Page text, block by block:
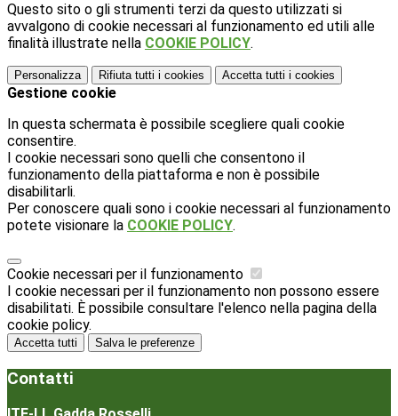
Questo sito o gli strumenti terzi da questo utilizzati si
avvalgono di cookie necessari al funzionamento ed utili alle
finalità illustrate nella COOKIE POLICY.
Personalizza Rifiuta tutti i cookies Accetta tutti i cookies
Gestione cookie
In questa schermata è possibile scegliere quali cookie
consentire.
I cookie necessari sono quelli che consentono il
funzionamento della piattaforma e non è possibile
disabilitarli.
Per conoscere quali sono i cookie necessari al funzionamento
potete visionare la COOKIE POLICY.
Cookie necessari per il funzionamento
I cookie necessari per il funzionamento non possono essere
disabilitati. È possibile consultare l'elenco nella pagina della
cookie policy.
Accetta tutti Salva le preferenze
Contatti